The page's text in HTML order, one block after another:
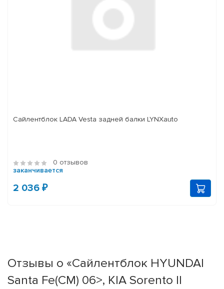
Сайлентблок LADA Vesta задней балки LYNXauto
0 отзывов
заканчивается
2 036 ₽
Отзывы о «Сайлентблок HYUNDAI
Santa Fe(CM) 06>, KIA Sorento II